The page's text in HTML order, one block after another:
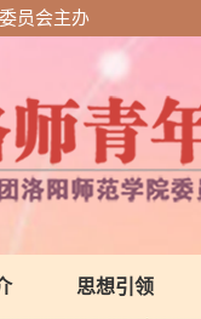
员会主办
思想引领